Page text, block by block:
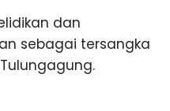
dan
sebagai tersangka